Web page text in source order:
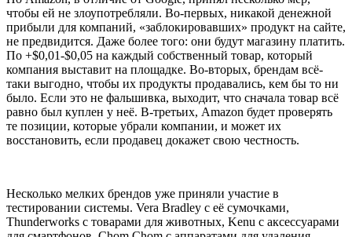
чтобы ей не злоупотребляли. Во-первых, никакой денежной
прибыли для компаний, «заблокировавших» продукт на сайте,
не предвидится. Даже более того: они будут магазину платить.
По +$0,01-$0,05 на каждый собственный товар, который
компания выставит на площадке. Во-вторых, брендам всё-
таки выгодно, чтобы их продукты продавались, кем бы то ни
было. Если это не фальшивка, выходит, что сначала товар всё
равно был куплен у неё. В-третьих, Amazon будет проверять
те позиции, которые убрали компании, и может их
восстановить, если продавец докажет свою честность.
Несколько мелких брендов уже приняли участие в
тестировании системы. Vera Bradley с её сумочками,
Thunderworks с товарами для животных, Kenu с аксессуарами